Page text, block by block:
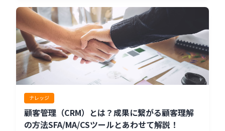
ナレッジ
顧客管理（CRM）とは？成果に繋がる顧客理解
の方法SFA/MA/CSツールとあわせて解説！